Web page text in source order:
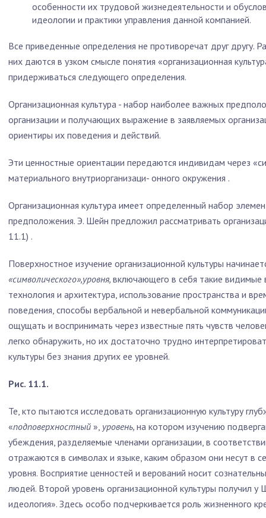
особенности их трудовой жизнедеятельности и
идеологии и практики управления данной компанией.
Все приведенные определения не противоречат друг другу.
них даются в узком смысле понятия «организационная
придерживаться следующего определения.
Организационная культура - набор наиболее важных
организации и получающих выражение в заявляемых
ориентиры их поведения и действий.
Эти ценностные ориентации передаются индивидам через
материального внутриорганизаци- онного окружения .
Организационная культура имеет определенный набор
предположения. Э. Шейн предложил рассматривать
11.1) .
Поверхностное изучение организационной культуры
«символического»,уровня, включающего в себя такие
технология и архитектура, использование пространства и
поведения, способы вербальной и невербальной
ощущать и воспринимать через известные пять чувств
легко обнаружить, но их достаточно трудно
культуры без знания других ее уровней.
Рис. 11.1.
Те, кто пытаются исследовать организационную культуру
«подповерхностный », уровень, на котором изучению
убеждения, разделяемые членами организации, в
отражаются в символах и языке, каким образом они несут в
уровня. Восприятие ценностей и верований носит
людей. Второй уровень организационной культуры получил у
идеология». Здесь особо подчеркивается роль жизненного